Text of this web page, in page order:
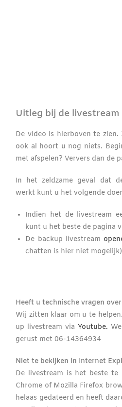
Uitleg bij de livestream
De video is hierboven te
ook al hoort u nog niets.
met afspelen? Ververs dan de
In het zeldzame geval dat
werkt kunt u het volgende
Indien het de livestream
kunt u het beste de pagina
De backup livestream
chatten is hier niet mogelijk)
Heeft u technische vragen
Wij zitten klaar om u te helpen.
up livestream via Youtube.
gerust met 06-14364934
Niet te bekijken in Internet
De livestream is het beste te
Chrome of Mozilla Firefox
helaas gedateerd en heeft